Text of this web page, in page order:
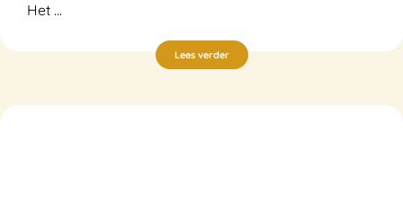
Het ...
Lees verder